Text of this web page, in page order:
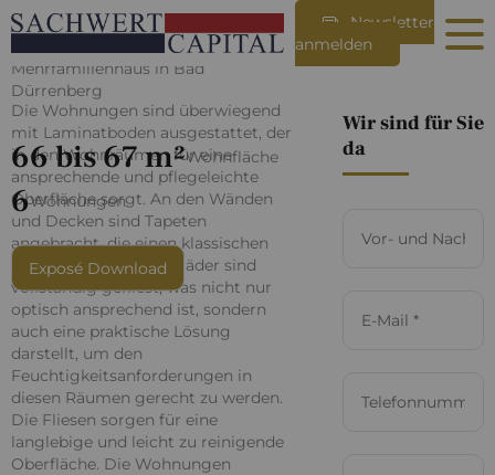
Newsletter
anmelden
Rudolf-Breitscheid-Straße 2
Mehrfamilienhaus in Bad
Dürrenberg
Wohnfläche
66 bis 67 m²
Wohnungen
6
Exposé Download
Die Wohnungen sind überwiegend
mit Laminatboden ausgestattet, der
in den Wohnräumen für eine
ansprechende und pflegeleichte
Oberfläche sorgt. An den Wänden
und Decken sind Tapeten
angebracht, die einen klassischen
Look vermitteln. Die Bäder sind
vollständig gefliest, was nicht nur
optisch ansprechend ist, sondern
auch eine praktische Lösung
darstellt, um den
Feuchtigkeitsanforderungen in
diesen Räumen gerecht zu werden.
Die Fliesen sorgen für eine
langlebige und leicht zu reinigende
Oberfläche. Die Wohnungen
Wir sind für Sie
da